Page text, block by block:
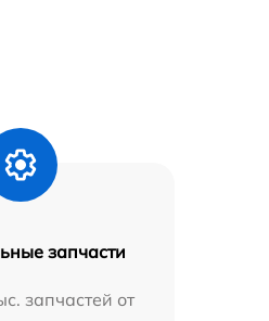
запчасти
запчастей от